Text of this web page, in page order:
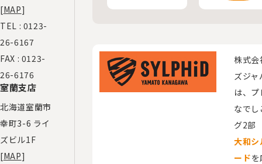
[MAP]
TEL : 0123-
26-6167
FAX : 0123-
26-6176
室蘭支店
北海道室蘭市
幸町3-6 ライ
ズビル1F
[MAP]
株式
ズジ
は、
なで
グ2部
大和
ード